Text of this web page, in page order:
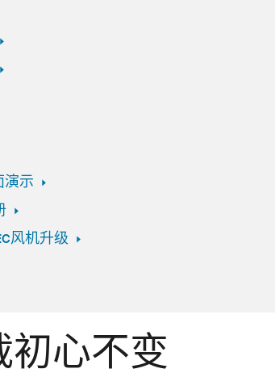
演示
风机升级
初心不变